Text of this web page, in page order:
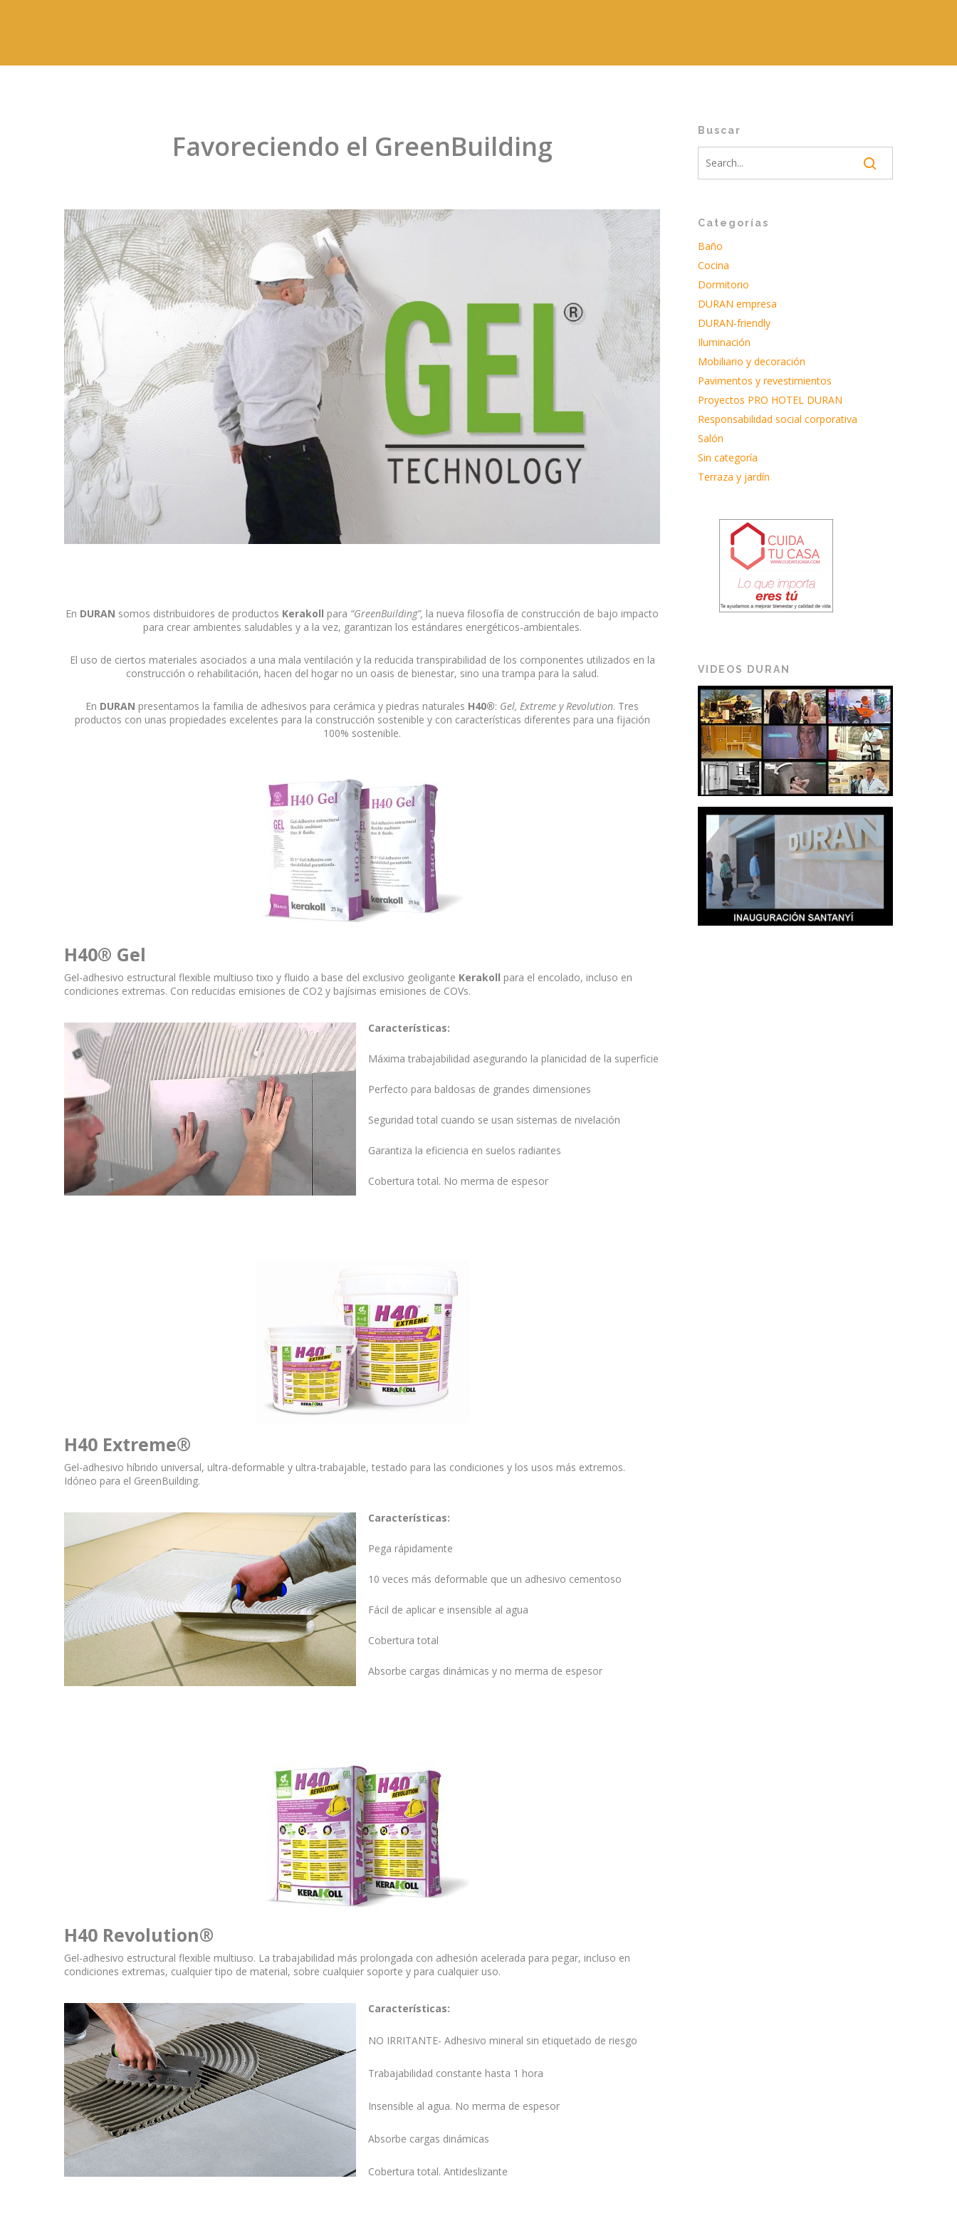
Favoreciendo el GreenBuilding
En DURAN somos distribuidores de productos Kerakoll para “GreenBuilding”, la nueva filosofía de construcción de bajo impacto
para crear ambientes saludables y a la vez, garantizan los estándares energéticos-ambientales.
El uso de ciertos materiales asociados a una mala ventilación y la reducida transpirabilidad de los componentes utilizados en la
construcción o rehabilitación, hacen del hogar no un oasis de bienestar, sino una trampa para la salud.
En DURAN presentamos la familia de adhesivos para cerámica y piedras naturales H40®: Gel, Extreme y Revolution. Tres
productos con unas propiedades excelentes para la construcción sostenible y con características diferentes para una fijación
100% sostenible.
H40® Gel
Gel-adhesivo estructural flexible multiuso tixo y fluido a base del exclusivo geoligante Kerakoll para el encolado, incluso en
condiciones extremas. Con reducidas emisiones de CO2 y bajísimas emisiones de COVs.
Características:
Máxima trabajabilidad asegurando la planicidad de la superficie
Perfecto para baldosas de grandes dimensiones
Seguridad total cuando se usan sistemas de nivelación
Garantiza la eficiencia en suelos radiantes
Cobertura total. No merma de espesor
H40 Extreme®
Gel-adhesivo híbrido universal, ultra-deformable y ultra-trabajable, testado para las condiciones y los usos más extremos.
Idóneo para el GreenBuilding.
Características:
Pega rápidamente
10 veces más deformable que un adhesivo cementoso
Fácil de aplicar e insensible al agua
Cobertura total
Absorbe cargas dinámicas y no merma de espesor
H40 Revolution®
Gel-adhesivo estructural flexible multiuso. La trabajabilidad más prolongada con adhesión acelerada para pegar, incluso en
condiciones extremas, cualquier tipo de material, sobre cualquier soporte y para cualquier uso.
Características:
NO IRRITANTE- Adhesivo mineral sin etiquetado de riesgo
Trabajabilidad constante hasta 1 hora
Insensible al agua. No merma de espesor
Absorbe cargas dinámicas
Cobertura total. Antideslizante
Buscar
Categorías
Baño
Cocina
Dormitorio
DURAN empresa
DURAN-friendly
Iluminación
Mobiliario y decoración
Pavimentos y revestimientos
Proyectos PRO HOTEL DURAN
Responsabilidad social corporativa
Salón
Sin categoría
Terraza y jardín
VIDEOS DURAN